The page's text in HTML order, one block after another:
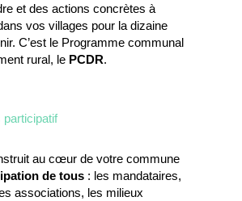
et des actions concrètes à
vos villages pour la dizaine
C’est le Programme communal
rural, le PCDR.
participatif
au cœur de votre commune
de tous: les mandataires,
associations, les milieux